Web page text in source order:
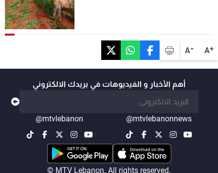
A+
A-
أهم الأخبار و الفيديوهات في بريدك الالكتروني
@mtvlebanonnews
@mtvlebanon
© MTV Lebanon. All rights reserved.